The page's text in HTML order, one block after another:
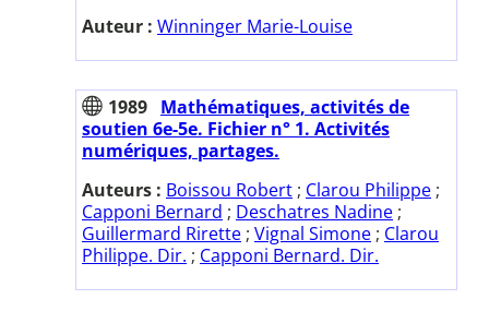
Auteur : Winninger Marie-Louise
1989 Mathématiques, activités de
soutien 6e-5e. Fichier n° 1. Activités
numériques, partages.
Auteurs : Boissou Robert ; Clarou Philippe ;
Capponi Bernard ; Deschatres Nadine ;
Guillermard Rirette ; Vignal Simone ; Clarou
Philippe. Dir. ; Capponi Bernard. Dir.